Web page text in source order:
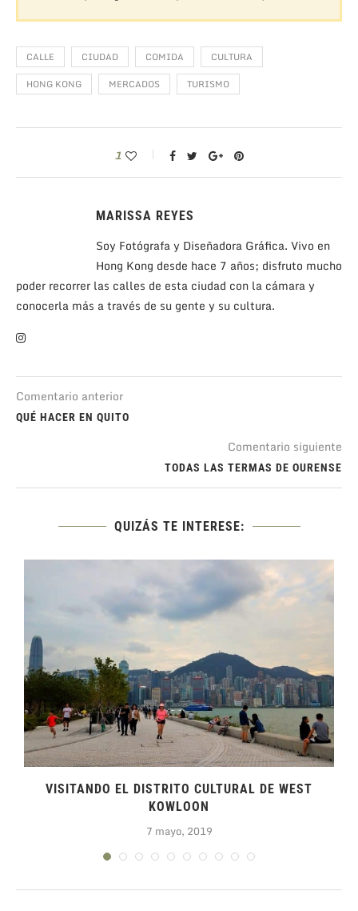
CALLE CIUDAD COMIDA
CULTURA
HONG KONG
MERCADOS TURISMO
1
MARISSA REYES
Soy Fotógrafa y Diseñadora Gráfica. Vivo en
Hong Kong desde hace 7 años; disfruto mucho
poder recorrer las calles de esta ciudad con la cámara y
conocerla más a través de su gente y su cultura.
Comentario anterior
QUÉ HACER EN QUITO
Comentario siguiente
TODAS LAS TERMAS DE OURENSE
QUIZÁS TE INTERESE:
VISITANDO EL DISTRITO CULTURAL DE WEST
KOWLOON
7 mayo, 2019